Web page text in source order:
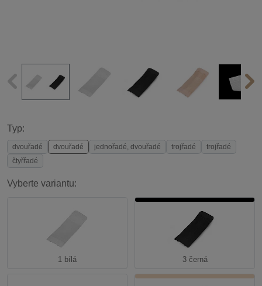
Typ:
dvouřadé dvouřadé jednořadé, dvouřadé trojřadé
trojřadé
čtyřřadé
Vyberte variantu:
1 bílá 3 černá